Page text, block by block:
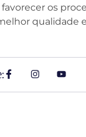
os
qualidade